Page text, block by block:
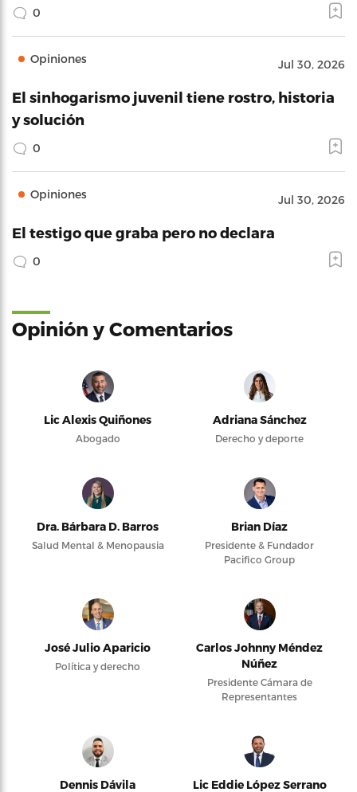
0
Opiniones Jul 30, 2026
El sinhogarismo juvenil tiene rostro, historia
y solución
0
Opiniones Jul 30, 2026
El testigo que graba pero no declara
0
Opinión y Comentarios
Lic Alexis Quiñones
Abogado
Adriana Sánchez
Derecho y deporte
Dra. Bárbara D. Barros
Salud Mental & Menopausia
Brian Díaz
Presidente & Fundador
Pacifico Group
José Julio Aparicio
Política y derecho
Carlos Johnny Méndez
Núñez
Presidente Cámara de
Representantes
Dennis Dávila Lic Eddie López Serrano